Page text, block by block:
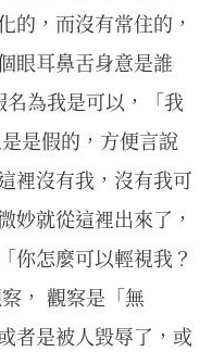
的，而沒有常住的，
眼耳鼻舌身意是誰
為我是可以，「我
是假的，方便言說
裡沒有我，沒有我可
妙就從這裡出來了，
你怎麼可以輕視我？
， 觀察是「無
者是被人毀辱了，或